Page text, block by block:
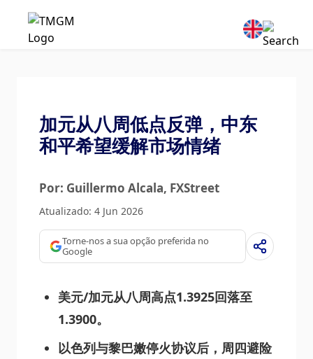
加元从八周低点反弹，中东
和平希望缓解市场情绪
Por: Guillermo Alcala, FXStreet
Atualizado: 4 Jun 2026
Torne-nos a sua opção preferida no
Google
美元/加元从八周高点1.3925回落至
1.3900。
以色列与黎巴嫩停火协议后，周四避险